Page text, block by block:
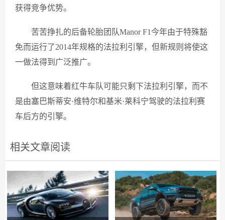
获得竞争优势。
苦苦挣扎的后备轮胎团队Manor F1今年由于特殊豁
免而运行了2014年规格的法拉利引擎，但新规则将使这
一做法得到广泛推广。
但这意味着红牛车队可能只剩下法拉利引擎，而不
是由塞巴斯蒂安·维特尔和基米·莱科宁驾驶的法拉利赛
车后方的引擎。
相关文章阅读